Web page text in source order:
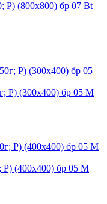
(800х800) бр 07 Bt
Р) (300х400) бр 05 М
(400х400) бр 05 М